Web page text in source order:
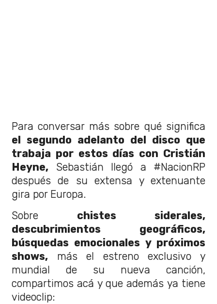
Para conversar más sobre qué significa
el segundo adelanto del disco que
trabaja por estos días con Cristián
Heyne, Sebastián llegó a #NacionRP
después de su extensa y extenuante
gira por Europa.
Sobre chistes siderales,
descubrimientos geográficos,
búsquedas emocionales y próximos
shows, más el estreno exclusivo y
mundial de su nueva canción,
compartimos acá y que además ya tiene
videoclip: